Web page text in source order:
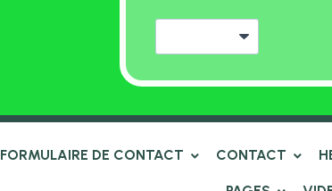
FORMULAIRE DE CONTACT CONTACT